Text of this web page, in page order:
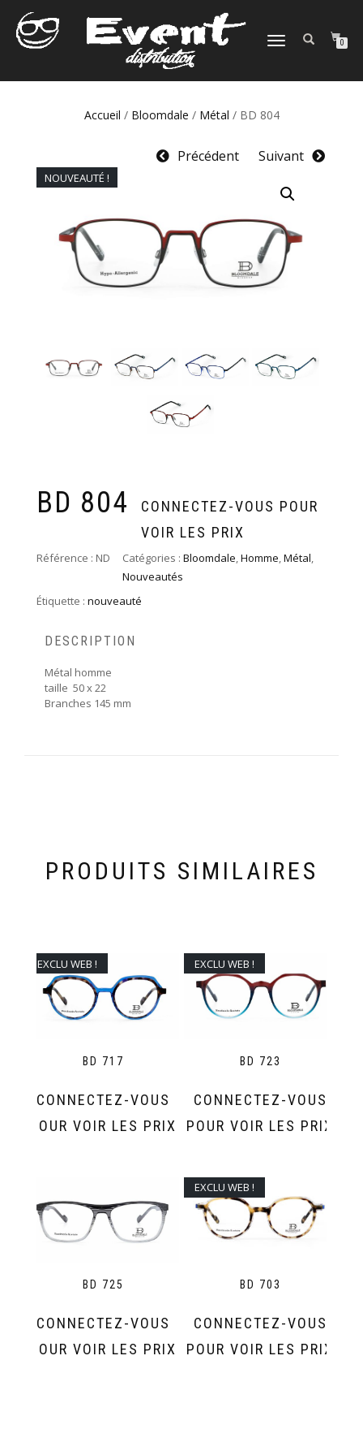
DÉPLIER
0
Accueil / Bloomdale / Métal / BD 804
Précédent Suivant
NOUVEAUTÉ !
BD 804
CONNECTEZ-VOUS POUR
VOIR LES PRIX
Référence : ND Catégories : Bloomdale,Homme,Métal,
Nouveautés
Étiquette : nouveauté
DESCRIPTION
Métal homme
taille 50 x 22
Branches 145 mm
PRODUITS SIMILAIRES
EXCLU WEB !
BD 717
CONNECTEZ-VOUS
POUR VOIR LES PRIX
EXCLU WEB !
BD 723
CONNECTEZ-VOUS
POUR VOIR LES PRIX
BD 725
CONNECTEZ-VOUS
POUR VOIR LES PRIX
EXCLU WEB !
BD 703
CONNECTEZ-VOUS
POUR VOIR LES PRIX